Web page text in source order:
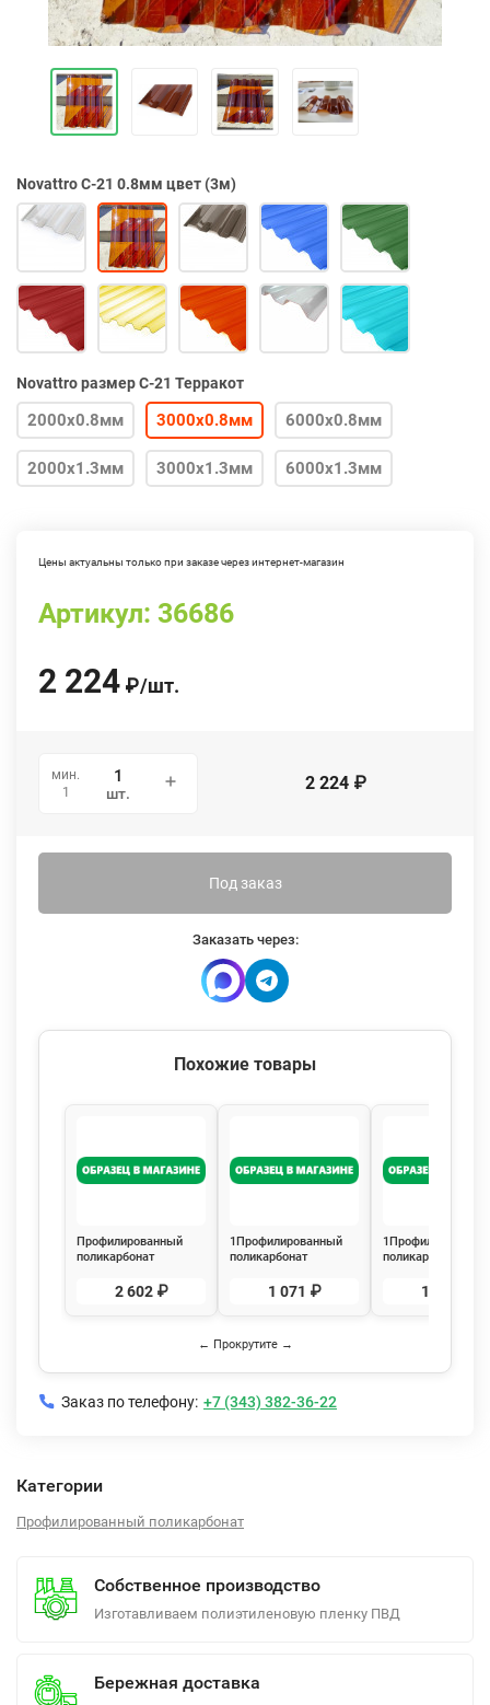
Novattro С-21 0.8мм цвет (3м)
Novattro размер С-21 Терракот
2000х0.8мм 3000х0.8мм 6000х0.8мм
2000х1.3мм 3000х1.3мм 6000х1.3мм
Цены актуальны только при заказе через интернет-магазин
Артикул: 36686
2 224 ₽/шт.
мин.
1
шт. 2 224 ₽
Под заказ
Заказать через:
Похожие товары
Профилированный
поликарбонат
3000х1050х1,3мм
2 602 ₽
1Профилированный
поликарбонат
2000х1050х0,8мм
1 071 ₽
поликарбонат
2000х1050х1,3мм
1 734 ₽
← Прокрутите →
Заказ по телефону: +7 (343) 382-36-22
Категории
Профилированный поликарбонат
Собственное производство
Изготавливаем полиэтиленовую пленку ПВД
Бережная доставка